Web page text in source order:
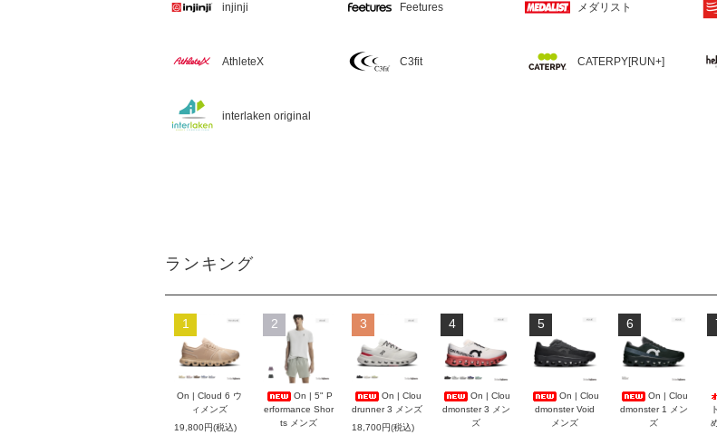
injinji Feetures メダリスト
AthleteX C3fit CATERPY[RUN+]
interlaken original
ランキング
1
On | Cloud 6 ウ
ィメンズ
19,800円(税込)
2
On | 5" P
erformance Shor
ts メンズ
3
On | Clou
drunner 3 メンズ
18,700円(税込)
4
On | Clou
dmonster 3 メン
ズ
5
On | Clou
dmonster Void
メンズ
6
On | Clou
dmonster 1 メン
ズ